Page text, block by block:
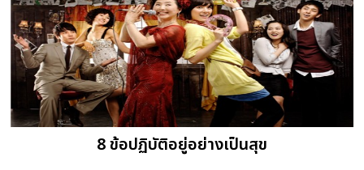
8 ข้อปฏิบัติอยู่อย่างเป็นสุข